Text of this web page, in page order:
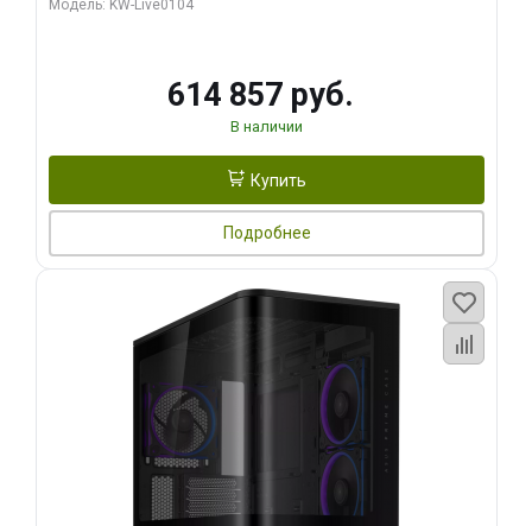
Модель: KW-Live0104
614 857 руб.
В наличии
Купить
Подробнее